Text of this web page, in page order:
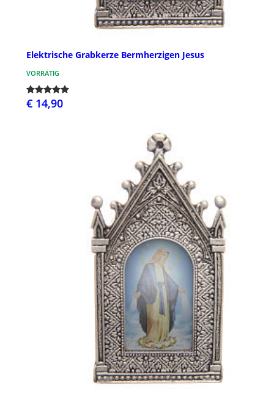
Elektrische Grabkerze Bermherzigen Jesus
VORRÄTIG
€ 14,90